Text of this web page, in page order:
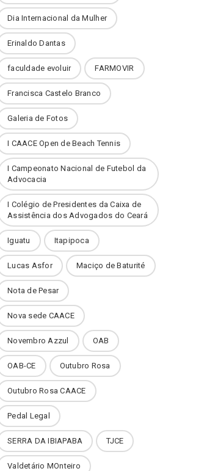
Dia Internacional da Mulher
Erinaldo Dantas
faculdade evoluir FARMOVIR
Francisca Castelo Branco
Galeria de Fotos
I CAACE Open de Beach Tennis
I Campeonato Nacional de Futebol da
Advocacia
I Colégio de Presidentes da Caixa de
Assistência dos Advogados do Ceará
Iguatu Itapipoca
Lucas Asfor Maciço de Baturité
Nota de Pesar
Nova sede CAACE
Novembro Azzul OAB
OAB-CE Outubro Rosa
Outubro Rosa CAACE
Pedal Legal
SERRA DA IBIAPABA TJCE
Valdetário MOnteiro